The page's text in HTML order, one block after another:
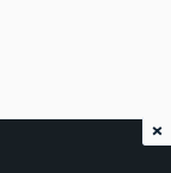
×